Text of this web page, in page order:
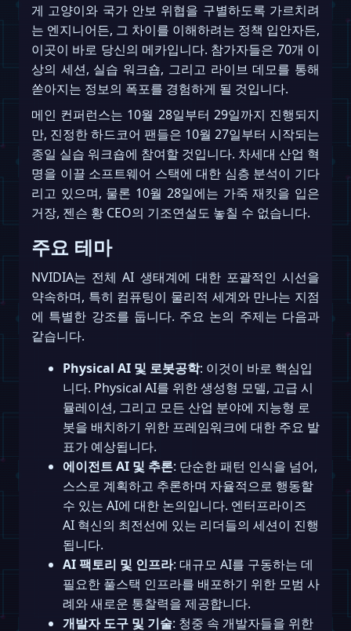
게 고양이와 국가 안보 위협을 구별하도록 가르치려
는 엔지니어든, 그 차이를 이해하려는 정책 입안자든,
이곳이 바로 당신의 메카입니다. 참가자들은 70개 이
상의 세션, 실습 워크숍, 그리고 라이브 데모를 통해
쏟아지는 정보의 폭포를 경험하게 될 것입니다.
메인 컨퍼런스는 10월 28일부터 29일까지 진행되지
만, 진정한 하드코어 팬들은 10월 27일부터 시작되는
종일 실습 워크숍에 참여할 것입니다. 차세대 산업 혁
명을 이끌 소프트웨어 스택에 대한 심층 분석이 기다
리고 있으며, 물론 10월 28일에는 가죽 재킷을 입은
거장, 젠슨 황 CEO의 기조연설도 놓칠 수 없습니다.
주요 테마
NVIDIA는 전체 AI 생태계에 대한 포괄적인 시선을
약속하며, 특히 컴퓨팅이 물리적 세계와 만나는 지점
에 특별한 강조를 둡니다. 주요 논의 주제는 다음과
같습니다.
Physical AI 및 로봇공학: 이것이 바로 핵심입
니다. Physical AI를 위한 생성형 모델, 고급 시
뮬레이션, 그리고 모든 산업 분야에 지능형 로
봇을 배치하기 위한 프레임워크에 대한 주요 발
표가 예상됩니다.
에이전트 AI 및 추론: 단순한 패턴 인식을 넘어,
스스로 계획하고 추론하며 자율적으로 행동할
수 있는 AI에 대한 논의입니다. 엔터프라이즈
AI 혁신의 최전선에 있는 리더들의 세션이 진행
됩니다.
AI 팩토리 및 인프라: 대규모 AI를 구동하는 데
필요한 풀스택 인프라를 배포하기 위한 모범 사
례와 새로운 통찰력을 제공합니다.
개발자 도구 및 기술: 청중 속 개발자들을 위한